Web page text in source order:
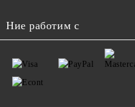
Ние работим с